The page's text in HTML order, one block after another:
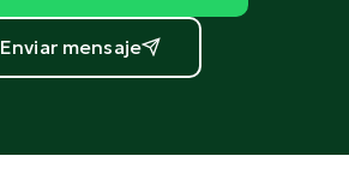
Enviar mensaje